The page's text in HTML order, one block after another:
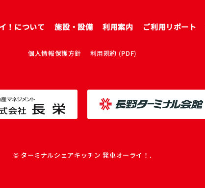
！について 施設・設備 利用案内 ご利用リポート
個人情報保護方針 利用規約 (PDF)
© ターミナルシェアキッチン 発車オーライ！.